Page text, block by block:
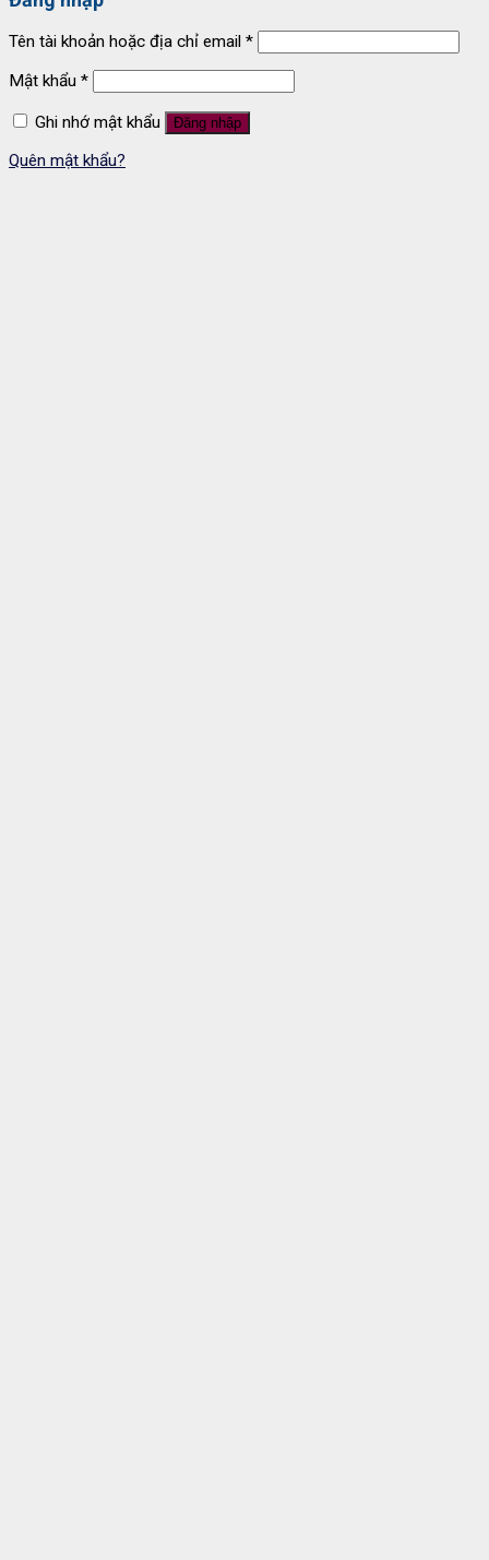
Tên tài khoản hoặc địa chỉ email *
Mật khẩu *
Ghi nhớ mật khẩu Đăng nhập
Quên mật khẩu?